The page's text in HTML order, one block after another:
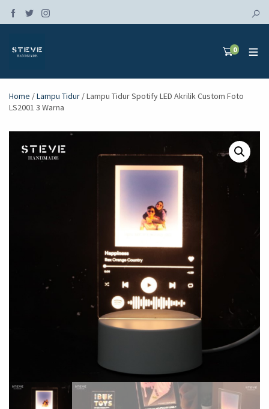
0
Home /Lampu Tidur / Lampu Tidur Spotify LED Akrilik Custom Foto
LS2001 3 Warna